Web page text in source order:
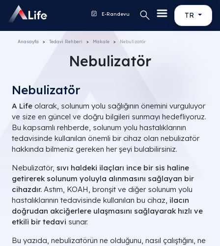
TR
E-Randevu
Anasayfa Tedavi Rehberi Makale Nebulizatör
Nebulizatör
Nebulizatör
A Life olarak, solunum yolu sağlığının önemini vurguluyor
ve size en güncel ve doğru bilgileri sunmayı hedefliyoruz.
Bu kapsamlı rehberde, solunum yolu hastalıklarının
tedavisinde kullanılan önemli bir cihaz olan nebulizatör
hakkında bilmeniz gereken her şeyi bulabilirsiniz.
Nebulizatör, sıvı haldeki ilaçları ince bir sis haline
getirerek solunum yoluyla alınmasını sağlayan bir
cihazdır. Astım, KOAH, bronşit ve diğer solunum yolu
hastalıklarının tedavisinde kullanılan bu cihaz, ilacın
doğrudan akciğerlere ulaşmasını sağlayarak hızlı ve
etkili bir tedavi sunar.
Bu yazıda, nebulizatörün ne olduğunu, nasıl çalıştığını, ne